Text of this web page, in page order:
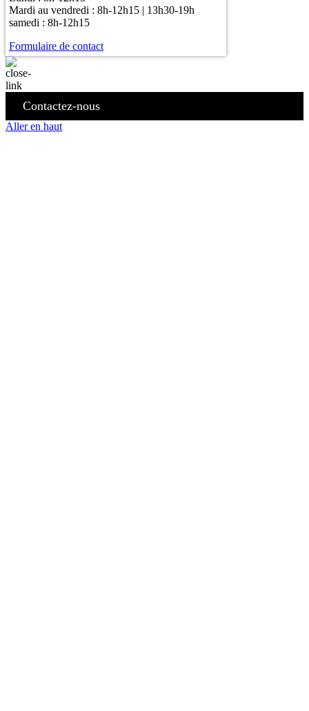
Mardi au vendredi : 8h-12h15 | 13h30-19h
samedi : 8h-12h15
Formulaire de contact
Contactez-nous
Aller en haut